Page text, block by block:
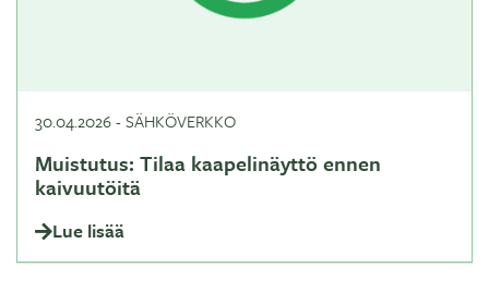
30.04.2026-SÄHKÖVERKKO
Muistutus: Tilaa kaapelinäyttö ennen
kaivuutöitä
Lue lisää